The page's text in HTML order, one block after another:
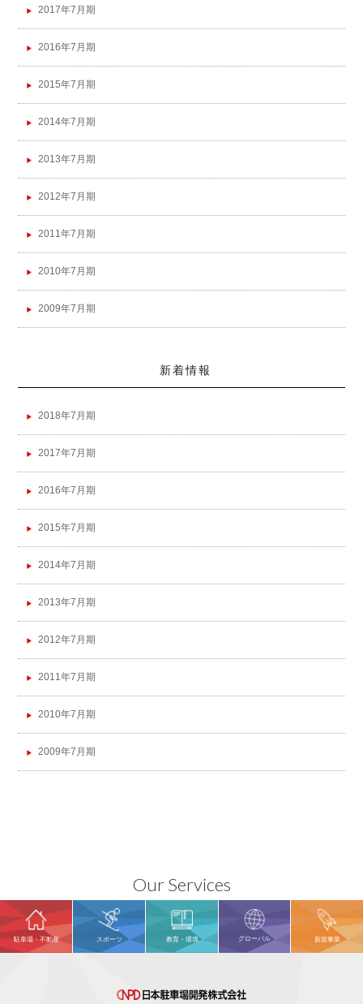
2017年7月期
2016年7月期
2015年7月期
2014年7月期
2013年7月期
2012年7月期
2011年7月期
2010年7月期
2009年7月期
新着情報
2018年7月期
2017年7月期
2016年7月期
2015年7月期
2014年7月期
2013年7月期
2012年7月期
2011年7月期
2010年7月期
2009年7月期
Our Services
駐車場・不動産 スポーツ 教育・環境 グローバル 新規事業